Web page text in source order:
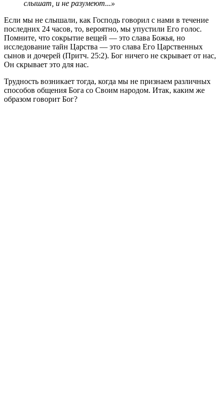
слышат, и не разумеют...»
Если мы не слышали, как Господь говорил с нами в течение
последних 24 часов, то, вероятно, мы упустили Его голос.
Помните, что сокрытие вещей — это слава Божья, но
исследование тайн Царства — это слава Его Царственных
сынов и дочерей (Притч. 25:2). Бог ничего не скрывает от нас,
Он скрывает это для нас.
Трудность возникает тогда, когда мы не признаем различных
способов общения Бога со Своим народом. Итак, каким же
образом говорит Бог?